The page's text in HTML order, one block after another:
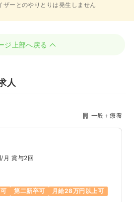
ザーとのやりとりは発生しません
ジ上部へ戻る
人
一般＋療養
/月 賞与2回
第二新卒可 月給28万円以上可